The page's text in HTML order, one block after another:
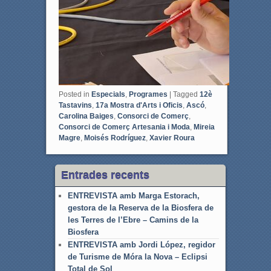
Posted in Especials Programes | Tagged 12è
Tastavins 17a Mostra d'Arts i Oficis Ascó,
Carolina Baiges Consorci de Comerç,
Consorci de Comerç Artesania i Moda Mireia
Magre, Moisés Rodríguez, Xavier Roura
Entrades recents
ENTREVISTA amb Marga Estorach,
gestora de la Reserva de la Biosfera de
les Terres de l’Ebre – Camins de la
Biosfera
ENTREVISTA amb Jordi López, regidor
de Turisme de Móra la Nova – Eclipsi
Total de Sol